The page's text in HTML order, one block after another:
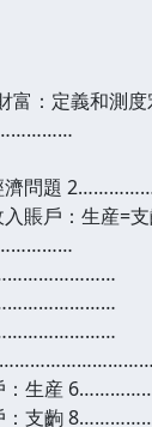
富：定義和測
濟問題
賬戶：生産=
：生産
：支齣